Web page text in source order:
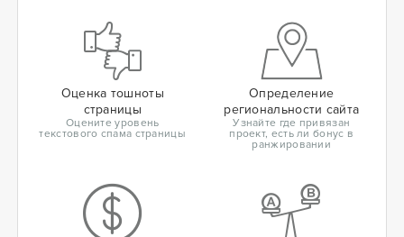
Оценка тошноты
страницы
Оцените уровень
текстового спама страницы
Определение
региональности сайта
Узнайте где привязан
проект, есть ли бонус в
ранжировании